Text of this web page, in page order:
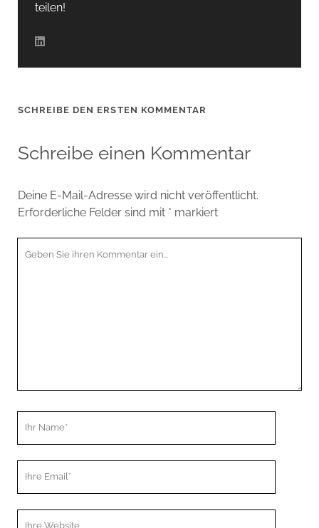
teilen!
SCHREIBE DEN ERSTEN KOMMENTAR
Schreibe einen Kommentar
Deine E-Mail-Adresse wird nicht veröffentlicht.
Erforderliche Felder sind mit * markiert